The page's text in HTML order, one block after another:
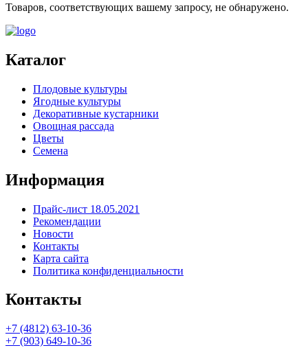
Товаров, соответствующих вашему запросу, не обнаружено.
Каталог
Плодовые культуры
Ягодные культуры
Декоративные кустарники
Овощная рассада
Цветы
Семена
Информация
Прайс-лист 18.05.2021
Рекомендации
Новости
Контакты
Карта сайта
Политика конфиденциальности
Контакты
+7 (4812) 63-10-36
+7 (903) 649-10-36